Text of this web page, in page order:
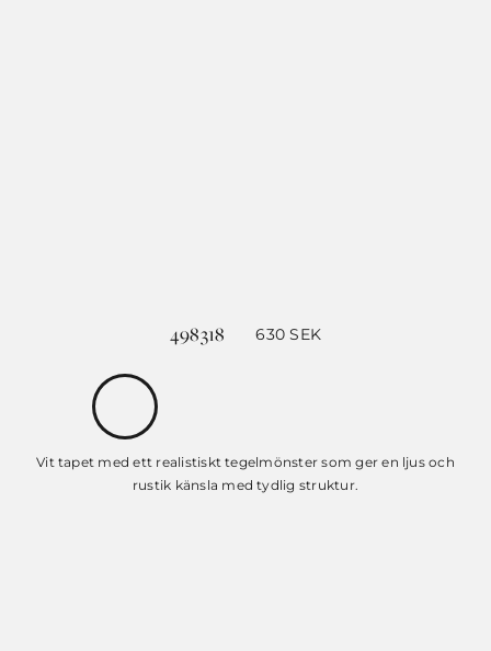
498318 630SEK
Vit tapet med ett realistiskt tegelmönster som ger en ljus och
rustik känsla med tydlig struktur.